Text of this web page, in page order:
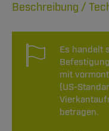
Es handelt
mit
(US-
betragen.